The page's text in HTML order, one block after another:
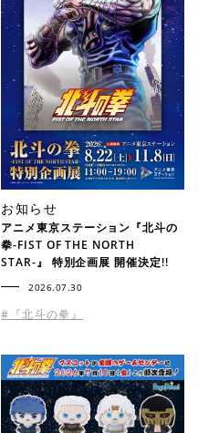
お知らせ
アニメ東京ステーション『北斗の
拳-FIST OF THE NORTH
STAR-』 特別企画展 開催決定!!
2026.07.30
#『北斗の拳』